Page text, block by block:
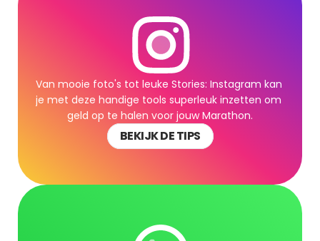
Van mooie foto's tot leuke Stories: Instagram kan
je met deze handige tools superleuk inzetten om
geld op te halen voor jouw Marathon.
BEKIJK DE TIPS